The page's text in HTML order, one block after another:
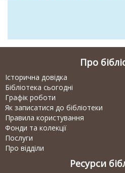
Про
Історична довідка
Бібліотека сьогодні
Графік роботи
Як записатися до бібліотеки
Правила користування
Фонди та колекції
Послуги
Про відділи
Ресурси